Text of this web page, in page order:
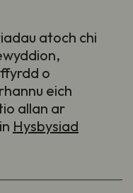
atoch chi
o
eich
allan ar
Hysbysiad